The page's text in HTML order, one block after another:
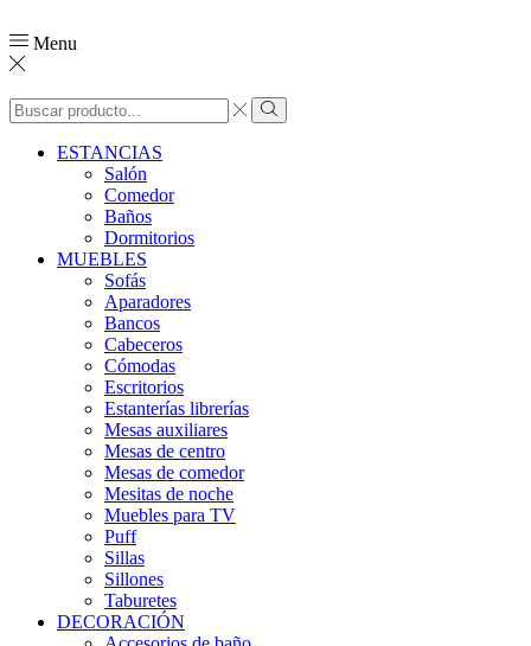
Menu
ESTANCIAS
Salón
Comedor
Baños
Dormitorios
MUEBLES
Sofás
Aparadores
Bancos
Cabeceros
Cómodas
Escritorios
Estanterías librerías
Mesas auxiliares
Mesas de centro
Mesas de comedor
Mesitas de noche
Muebles para TV
Puff
Sillas
Sillones
Taburetes
DECORACIÓN